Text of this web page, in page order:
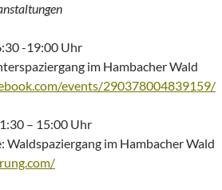
-19:00 Uhr
im Hambacher Wald
events/290378004839159/
– 15:00 Uhr
Waldspaziergang im Hambacher Wald